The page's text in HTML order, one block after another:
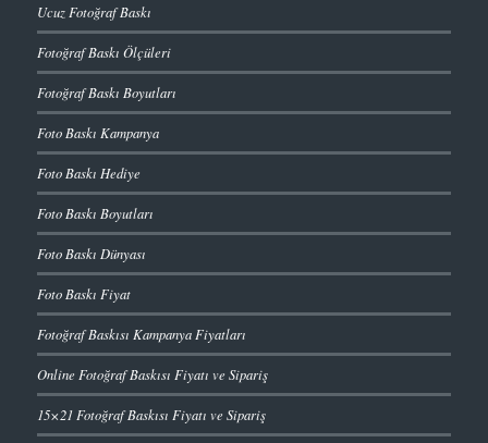
Ucuz Fotoğraf Baskı
Fotoğraf Baskı Ölçüleri
Fotoğraf Baskı Boyutları
Foto Baskı Kampanya
Foto Baskı Hediye
Foto Baskı Boyutları
Foto Baskı Dünyası
Foto Baskı Fiyat
Fotoğraf Baskısı Kampanya Fiyatları
Online Fotoğraf Baskısı Fiyatı ve Sipariş
15×21 Fotoğraf Baskısı Fiyatı ve Sipariş